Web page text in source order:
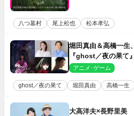
八つ墓村 尾上松也 松本孝弘
堀田真由＆高橋一生
『ghost／夜の果て
できない沢山の感情
アニメ･ゲーム
ghost／夜の果て 堀田真由 高橋一生
大高洋夫×長野里美